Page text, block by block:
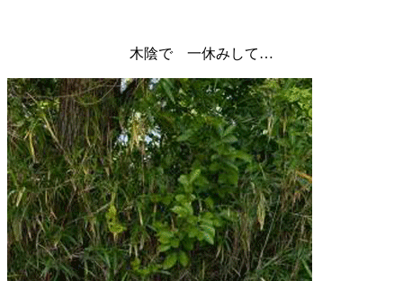
木陰で 一休みして…